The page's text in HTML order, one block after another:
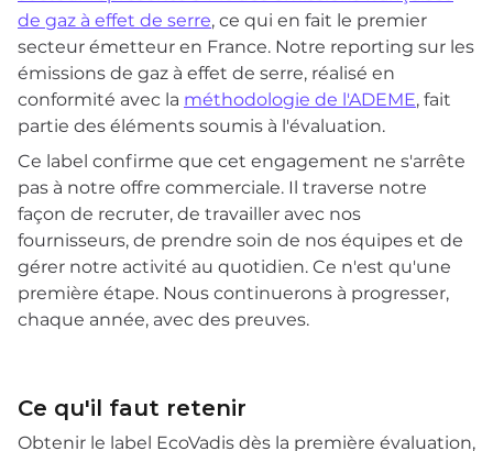
de gaz à effet de serre, ce qui en fait le premier
secteur émetteur en France. Notre reporting sur les
émissions de gaz à effet de serre, réalisé en
conformité avec la méthodologie de l'ADEME, fait
partie des éléments soumis à l'évaluation.
Ce label confirme que cet engagement ne s'arrête
pas à notre offre commerciale. Il traverse notre
façon de recruter, de travailler avec nos
fournisseurs, de prendre soin de nos équipes et de
gérer notre activité au quotidien. Ce n'est qu'une
première étape. Nous continuerons à progresser,
chaque année, avec des preuves.
Ce qu'il faut retenir
Obtenir le label EcoVadis dès la première évaluation,